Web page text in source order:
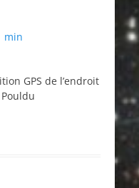
min
GPS de l’endroit